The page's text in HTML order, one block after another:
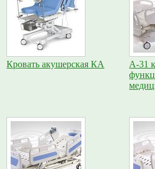
Кровать акушерская КА
A-31